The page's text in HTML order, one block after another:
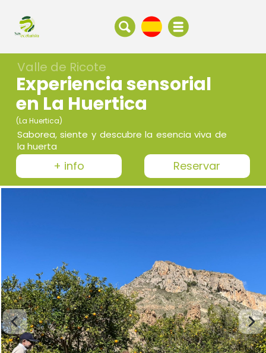
Valle de Ricote
Experiencia sensorial
en La Huertica
(La Huertica)
Saborea, siente y descubre la esencia viva de
la huerta
+ info Reservar